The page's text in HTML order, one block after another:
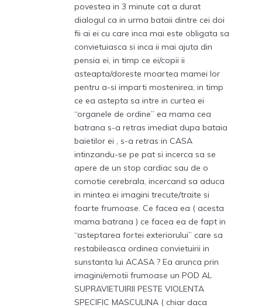
povestea in 3 minute cat a durat
dialogul ca in urma bataii dintre cei doi
fii ai ei cu care inca mai este obligata sa
convietuiasca si inca ii mai ajuta din
pensia ei, in timp ce ei/copii ii
asteapta/doreste moartea mamei lor
pentru a-si imparti mostenirea, in timp
ce ea astepta sa intre in curtea ei
“organele de ordine” ea mama cea
batrana s-a retras imediat dupa bataia
baietilor ei , s-a retras in CASA
intinzandu-se pe pat si incerca sa se
apere de un stop cardiac sau de o
comotie cerebrala, incercand sa aduca
in mintea ei imagini trecute/traite si
foarte frumoase. Ce facea ea ( acesta
mama batrana ) ce facea ea de fapt in
“asteptarea fortei exteriorului” care sa
restabileasca ordinea convietuirii in
sunstanta lui ACASA ? Ea arunca prin
imagini/emotii frumoase un POD AL
SUPRAVIETUIRII PESTE VIOLENTA
SPECIFIC MASCULINA ( chiar daca